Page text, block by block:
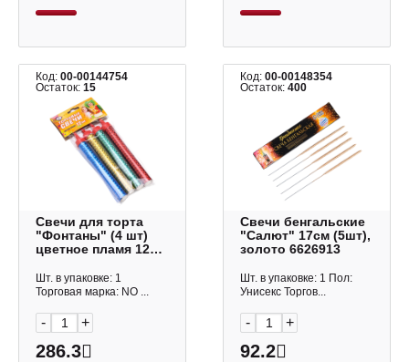
Код: 00-00144754
Остаток: 15
Свечи для торта
"Фонтаны" (4 шт)
цветное пламя 12см
Шт. в упаковке: 1
Торговая марка: NO ...
- +
286.3
Код:00-00148354
Остаток:400
Свечи бенгальские
"Салют" 17см (5шт),
золото 6626913
Шт. в упаковке: 1 Пол:
Унисекс Торгов...
- +
92.2